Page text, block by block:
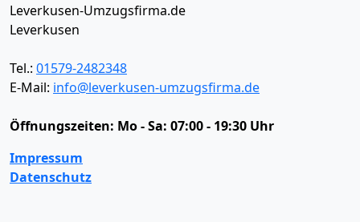
Leverkusen-Umzugsfirma.de
Leverkusen
Tel.: 01579-2482348
E-Mail: info@leverkusen-umzugsfirma.de
Öffnungszeiten: Mo - Sa: 07:00 - 19:30 Uhr
Impressum
Datenschutz